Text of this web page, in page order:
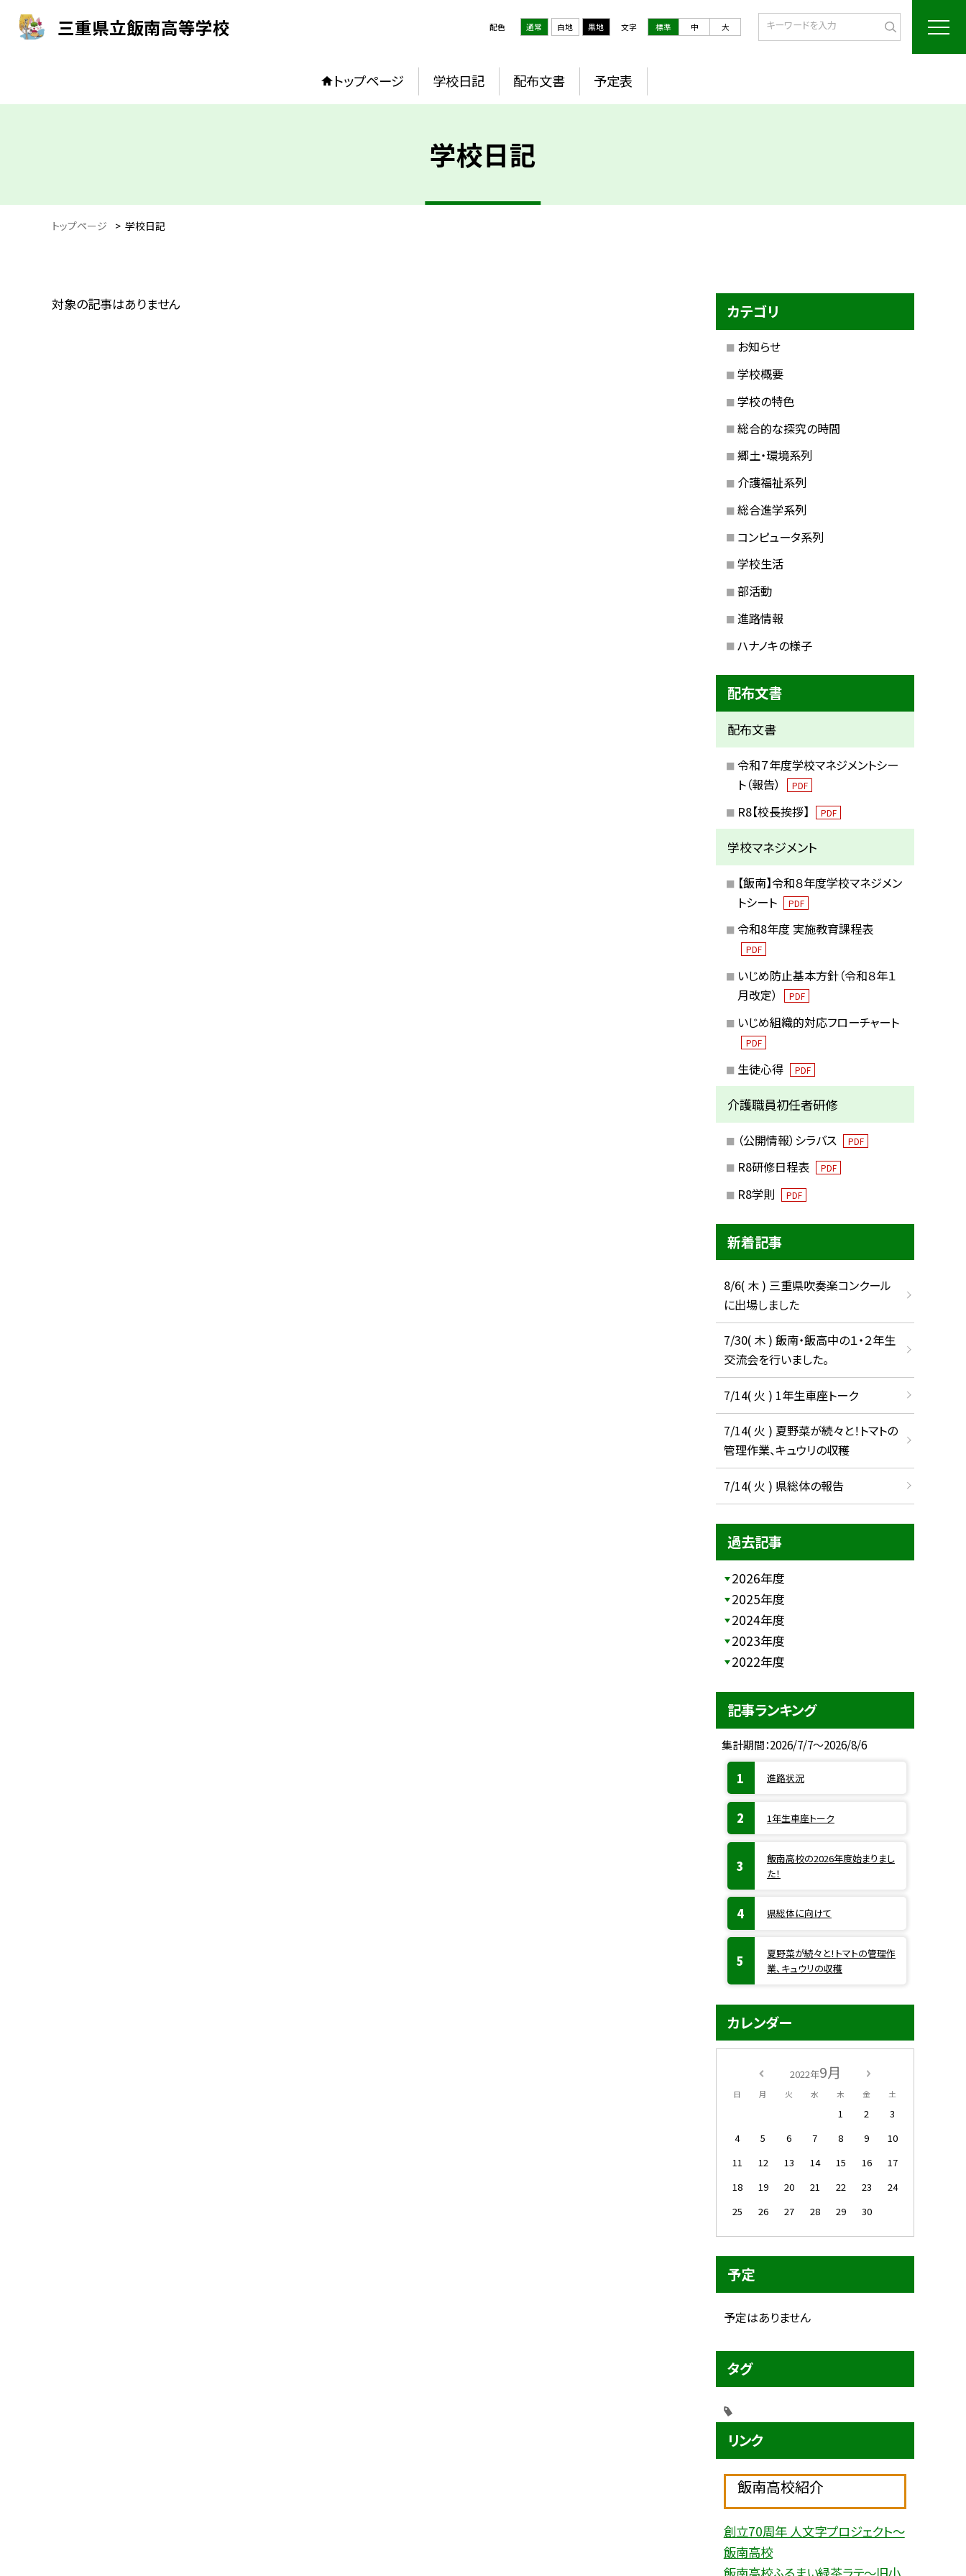
三重県立飯南高等学校 配色 通常 白地 黒地 文字 標準 中 大
トップページ 学校日記 配布文書 予定表
学校日記
トップページ > 学校日記
対象の記事はありません カテゴリ
お知らせ
学校概要
学校の特色
総合的な探究の時間
郷土・環境系列
介護福祉系列
総合進学系列
コンピュータ系列
学校生活
部活動
進路情報
ハナノキの様子
配布文書
配布文書
令和７年度学校マネジメントシー
ト（報告）
PDF
R8【校長挨拶】 PDF
学校マネジメント
【飯南】令和８年度学校マネジメン
トシート
PDF
令和8年度 実施教育課程表
PDF
いじめ防止基本方針（令和８年１
月改定）
PDF
いじめ組織的対応フローチャート
PDF
生徒心得 PDF
介護職員初任者研修
（公開情報）シラバス PDF
R8研修日程表 PDF
R8学則 PDF
新着記事
8/6( 木 ) 三重県吹奏楽コンクール
に出場しました
7/30( 木 ) 飯南・飯高中の１・２年生
交流会を行いました。
7/14( 火 ) 1年生車座トーク
7/14( 火 ) 夏野菜が続々と！トマトの
管理作業、キュウリの収穫
7/14( 火 ) 県総体の報告
過去記事
2026年度
2025年度
2024年度
2023年度
2022年度
記事ランキング
集計期間：2026/7/7～2026/8/6
進路状況
1年生車座トーク
飯南高校の2026年度始まりまし
た！
県総体に向けて
夏野菜が続々と！トマトの管理作
業、キュウリの収穫
カレンダー
2022年9月
日 月 火 水 木 金 土
1 2
3
4
5 6 7 8 9
10
11
12 13 14 15 16
17
18
19 20 21 22 23
24
25
26 27 28 29 30
予定
予定はありません
タグ
リンク
飯南高校紹介
創立70周年 人文字プロジェクト〜
飯南高校